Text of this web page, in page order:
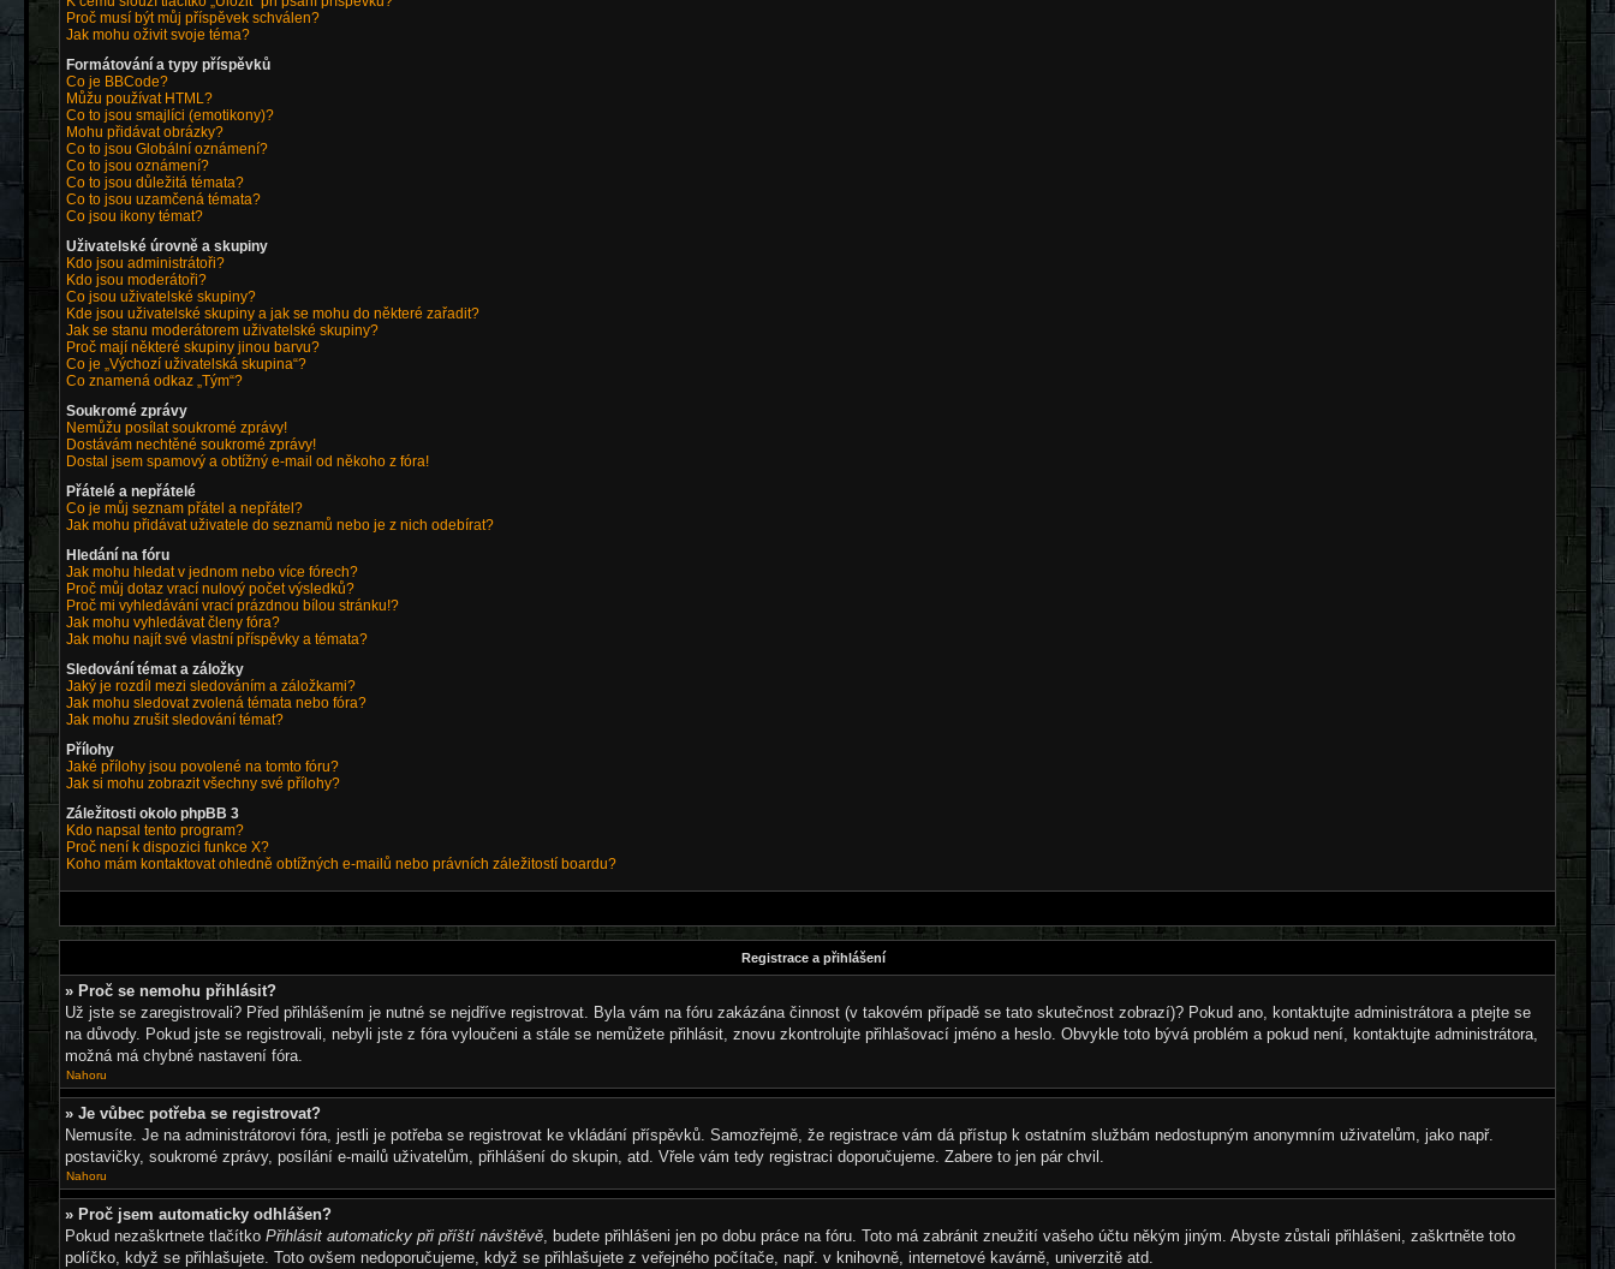
Proč musí být můj příspěvek schválen?
Jak mohu oživit svoje téma?
Formátování a typy příspěvků
Co je BBCode?
Můžu používat HTML?
Co to jsou smajlíci (emotikony)?
Mohu přidávat obrázky?
Co to jsou Globální oznámení?
Co to jsou oznámení?
Co to jsou důležitá témata?
Co to jsou uzamčená témata?
Co jsou ikony témat?
Uživatelské úrovně a skupiny
Kdo jsou administrátoři?
Kdo jsou moderátoři?
Co jsou uživatelské skupiny?
Kde jsou uživatelské skupiny a jak se mohu do některé zařadit?
Jak se stanu moderátorem uživatelské skupiny?
Proč mají některé skupiny jinou barvu?
Co je „Výchozí uživatelská skupina“?
Co znamená odkaz „Tým“?
Soukromé zprávy
Nemůžu posílat soukromé zprávy!
Dostávám nechtěné soukromé zprávy!
Dostal jsem spamový a obtížný e-mail od někoho z fóra!
Přátelé a nepřátelé
Co je můj seznam přátel a nepřátel?
Jak mohu přidávat uživatele do seznamů nebo je z nich odebírat?
Hledání na fóru
Jak mohu hledat v jednom nebo více fórech?
Proč můj dotaz vrací nulový počet výsledků?
Proč mi vyhledávání vrací prázdnou bílou stránku!?
Jak mohu vyhledávat členy fóra?
Jak mohu najít své vlastní příspěvky a témata?
Sledování témat a záložky
Jaký je rozdíl mezi sledováním a záložkami?
Jak mohu sledovat zvolená témata nebo fóra?
Jak mohu zrušit sledování témat?
Přílohy
Jaké přílohy jsou povolené na tomto fóru?
Jak si mohu zobrazit všechny své přílohy?
Záležitosti okolo phpBB 3
Kdo napsal tento program?
Proč není k dispozici funkce X?
Koho mám kontaktovat ohledně obtížných e-mailů nebo právních záležitostí boardu?
Registrace a přihlášení
» Proč se nemohu přihlásit?
Už jste se zaregistrovali? Před přihlášením je nutné se nejdříve registrovat. Byla vám na fóru zakázána činnost (v takovém případě se tato skutečnost zobrazí)? Pokud ano, kontaktujte administrátora a ptejte se
na důvody. Pokud jste se registrovali, nebyli jste z fóra vyloučeni a stále se nemůžete přihlásit, znovu zkontrolujte přihlašovací jméno a heslo. Obvykle toto bývá problém a pokud není, kontaktujte administrátora,
možná má chybné nastavení fóra.
Nahoru
» Je vůbec potřeba se registrovat?
Nemusíte. Je na administrátorovi fóra, jestli je potřeba se registrovat ke vkládání příspěvků. Samozřejmě, že registrace vám dá přístup k ostatním službám nedostupným anonymním uživatelům, jako např.
postavičky, soukromé zprávy, posílání e-mailů uživatelům, přihlášení do skupin, atd. Vřele vám tedy registraci doporučujeme. Zabere to jen pár chvil.
Nahoru
» Proč jsem automaticky odhlášen?
Pokud nezaškrtnete tlačítko Přihlásit automaticky při příští návštěvě, budete přihlášeni jen po dobu práce na fóru. Toto má zabránit zneužití vašeho účtu někým jiným. Abyste zůstali přihlášeni, zaškrtněte toto
políčko, když se přihlašujete. Toto ovšem nedoporučujeme, když se přihlašujete z veřejného počítače, např. v knihovně, internetové kavárně, univerzitě atd.